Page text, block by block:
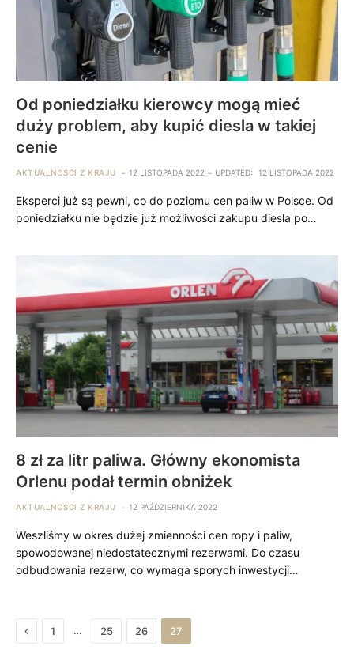
Od poniedziałku kierowcy mogą mieć
duży problem, aby kupić diesla w takiej
cenie
AKTUALNOŚCI Z KRAJU 12 LISTOPADA 2022 UPDATED: 12 LISTOPADA 2022
Eksperci już są pewni, co do poziomu cen paliw w Polsce. Od
poniedziałku nie będzie już możliwości zakupu diesla po…
8 zł za litr paliwa. Główny ekonomista
Orlenu podał termin obniżek
AKTUALNOŚCI Z KRAJU 12 PAŹDZIERNIKA 2022
Weszliśmy w okres dużej zmienności cen ropy i paliw,
spowodowanej niedostatecznymi rezerwami. Do czasu
odbudowania rezerw, co wymaga sporych inwestycji…
Previous
1 … 25 26 27